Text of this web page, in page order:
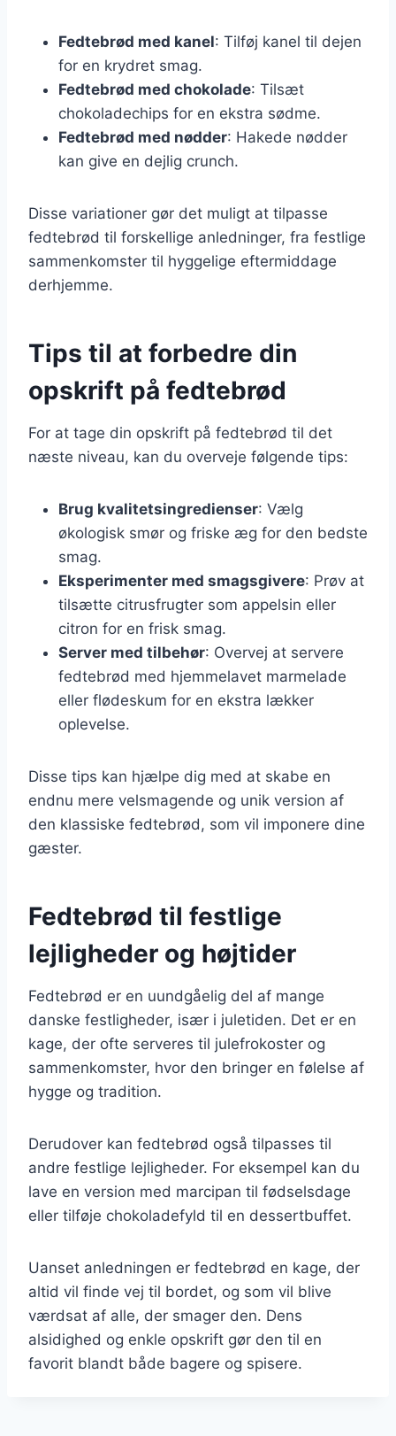
Fedtebrød med kanel: Tilføj kanel til dejen
for en krydret smag.
Fedtebrød med chokolade: Tilsæt
chokoladechips for en ekstra sødme.
Fedtebrød med nødder: Hakede nødder
kan give en dejlig crunch.
Disse variationer gør det muligt at tilpasse
fedtebrød til forskellige anledninger, fra festlige
sammenkomster til hyggelige eftermiddage
derhjemme.
Tips til at forbedre din
opskrift på fedtebrød
For at tage din opskrift på fedtebrød til det
næste niveau, kan du overveje følgende tips:
Brug kvalitetsingredienser: Vælg
økologisk smør og friske æg for den bedste
smag.
Eksperimenter med smagsgivere: Prøv at
tilsætte citrusfrugter som appelsin eller
citron for en frisk smag.
Server med tilbehør: Overvej at servere
fedtebrød med hjemmelavet marmelade
eller flødeskum for en ekstra lækker
oplevelse.
Disse tips kan hjælpe dig med at skabe en
endnu mere velsmagende og unik version af
den klassiske fedtebrød, som vil imponere dine
gæster.
Fedtebrød til festlige
lejligheder og højtider
Fedtebrød er en uundgåelig del af mange
danske festligheder, især i juletiden. Det er en
kage, der ofte serveres til julefrokoster og
sammenkomster, hvor den bringer en følelse af
hygge og tradition.
Derudover kan fedtebrød også tilpasses til
andre festlige lejligheder. For eksempel kan du
lave en version med marcipan til fødselsdage
eller tilføje chokoladefyld til en dessertbuffet.
Uanset anledningen er fedtebrød en kage, der
altid vil finde vej til bordet, og som vil blive
værdsat af alle, der smager den. Dens
alsidighed og enkle opskrift gør den til en
favorit blandt både bagere og spisere.